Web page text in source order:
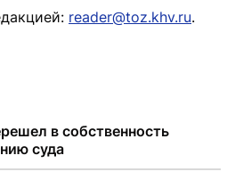
reader@toz.khv.ru.
в собственность
суда